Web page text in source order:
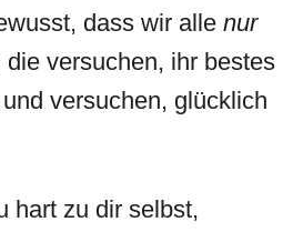
dass wir alle nur
versuchen, ihr bestes
versuchen, glücklich
hart zu dir selbst,